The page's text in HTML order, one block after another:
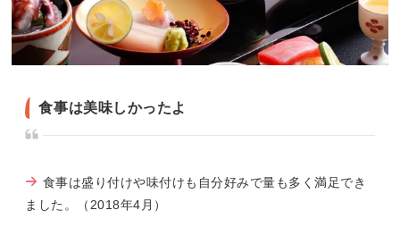
食事は美味しかったよ
食事は盛り付けや味付けも自分好みで量も多く満足でき
ました。（2018年4月）